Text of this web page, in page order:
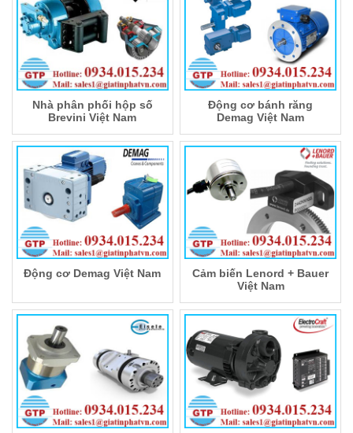
Nhà phân phối hộp số
Brevini Việt Nam
Động cơ bánh răng
Demag Việt Nam
Động cơ Demag Việt Nam
Cảm biến Lenord + Bauer
Việt Nam